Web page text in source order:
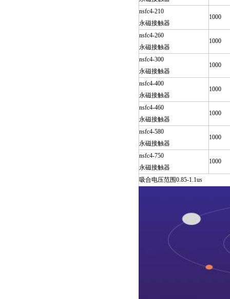
nsfc4-210
永磁接触器
1000
nsfc4-260
永磁接触器
1000
nsfc4-300
永磁接触器
1000
nsfc4-400
永磁接触器
1000
nsfc4-460
永磁接触器
1000
nsfc4-580
永磁接触器
1000
nsfc4-750
永磁接触器
1000
吸合电压范围0.85-1.1us